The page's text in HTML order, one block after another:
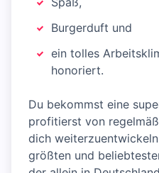
Burgerduft und
ein tolles
honoriert.
Du bekommst eine
profitierst von
dich
größten und